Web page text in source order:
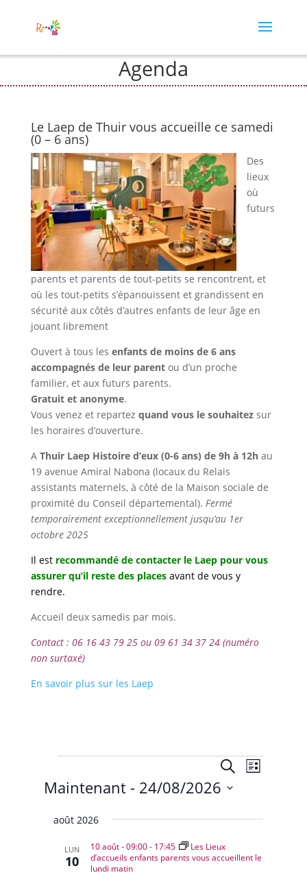
Agenda
Le Laep de Thuir vous accueille ce samedi
(0 – 6 ans)
Des
lieux
où
futurs
parents et parents de tout-petits se rencontrent, et
où les tout-petits s’épanouissent et grandissent en
sécurité aux côtés d’autres enfants de leur âge en
jouant librement
Ouvert à tous les enfants de moins de 6 ans
accompagnés de leur parentou d’un proche
familier, et aux futurs parents.
Gratuit et anonyme.
Vous venez et repartez quand vous le souhaitezsur
les horaires d’ouverture.
A Thuir Laep Histoire d’eux (0-6 ans) de 9h à 12hau
19 avenue Amiral Nabona (locaux du Relais
assistants maternels, à côté de la Maison sociale de
proximité du Conseil départemental). Fermé
temporairement exceptionnellement jusqu’au 1er
octobre 2025
Il est recommandé de contacter le Laep pour vous
assurer qu’il reste des places avant de vous y
rendre.
Accueil deux samedis par mois.
Contact : 06 16 43 79 25 ou 09 61 34 37 24 (numéro
non surtaxé)
En savoir plus sur les Laep
Évènements Recherche
et
navigation
de
Recherche
de
Liste
Maintenant - 24/08/2026
une
août 2026
LUN
10
10 août - 09:00- 17:45
Les Lieux
d’accueils enfants parents vous accueillent le
lundi matin